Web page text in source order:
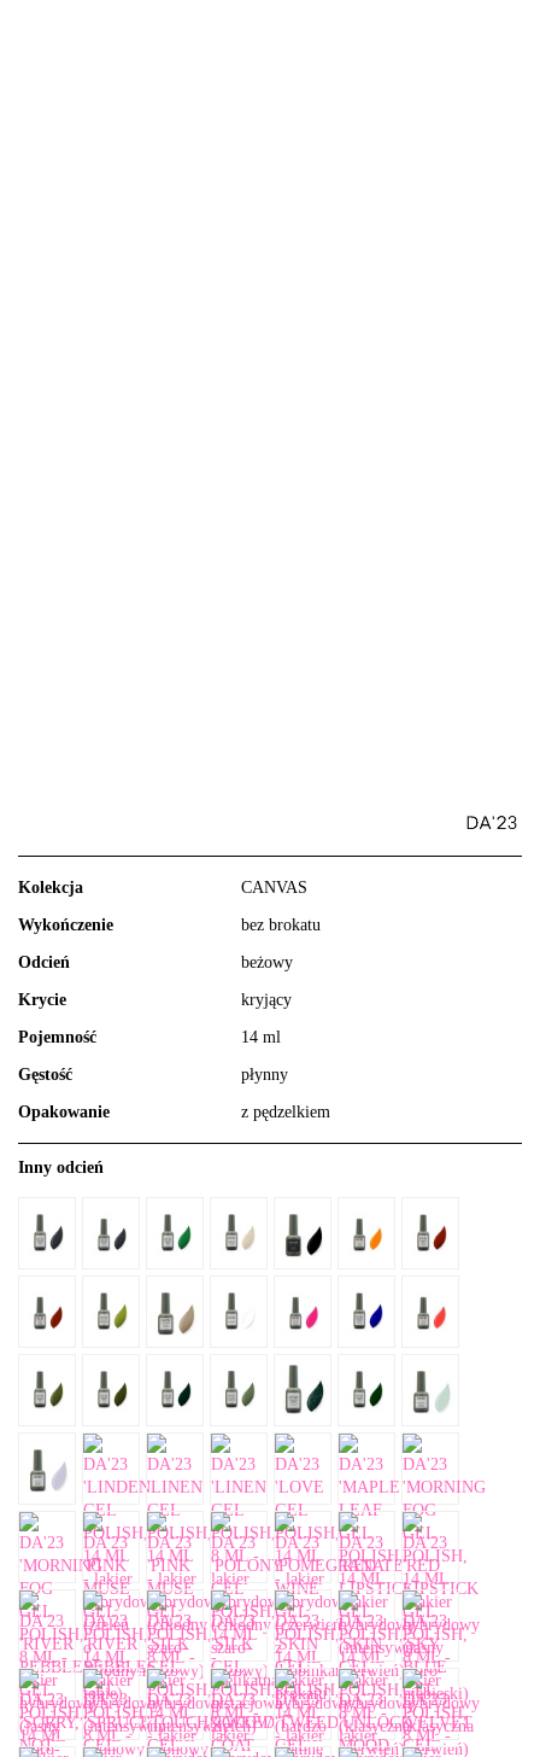
Kolekcja CANVAS
Wykończenie bez brokatu
Odcień beżowy
Krycie kryjący
Pojemność 14 ml
Gęstość płynny
Opakowanie z pędzelkiem
Inny odcień